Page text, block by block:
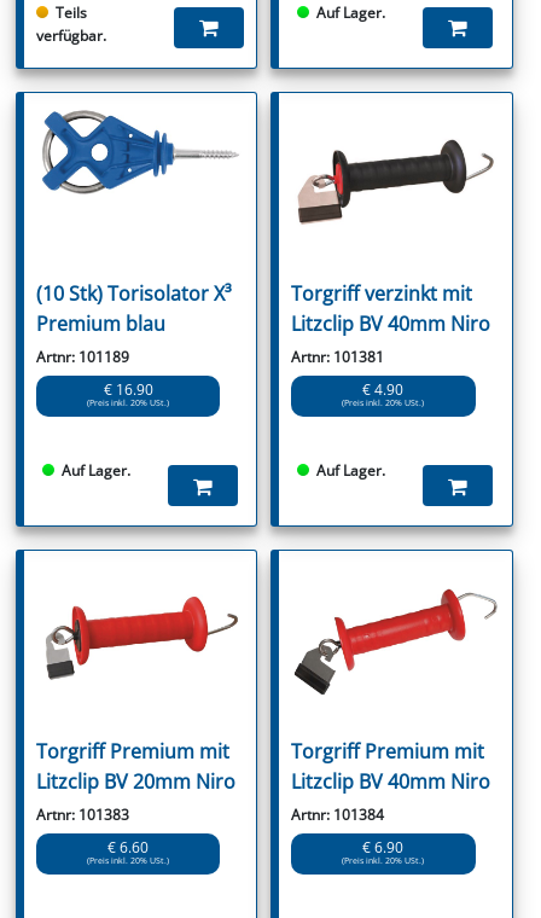
Teils
verfügbar.
Auf Lager.
(10 Stk) Torisolator X³
Premium blau
Artnr: 101189
€ 16.90
(Preis inkl. 20% USt.)
Auf Lager.
Torgriff verzinkt mit
Litzclip BV 40mm Niro
Artnr: 101381
€ 4.90
(Preis inkl. 20% USt.)
Auf Lager.
Torgriff Premium mit
Litzclip BV 20mm Niro
Artnr: 101383
€ 6.60
(Preis inkl. 20% USt.)
Torgriff Premium mit
Litzclip BV 40mm Niro
Artnr: 101384
€ 6.90
(Preis inkl. 20% USt.)